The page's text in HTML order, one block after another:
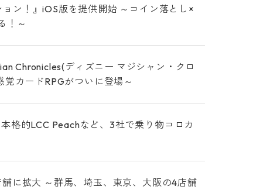
ン！』iOS版を提供開始 ～コイン落とし×
！～
Chronicles(ディズニー マジシャン・クロ
カードRPGがついに登場～
格的LCC Peachなど、3社で乗り物コロカ
に拡大 ～群馬、埼玉、東京、大阪の4店舗